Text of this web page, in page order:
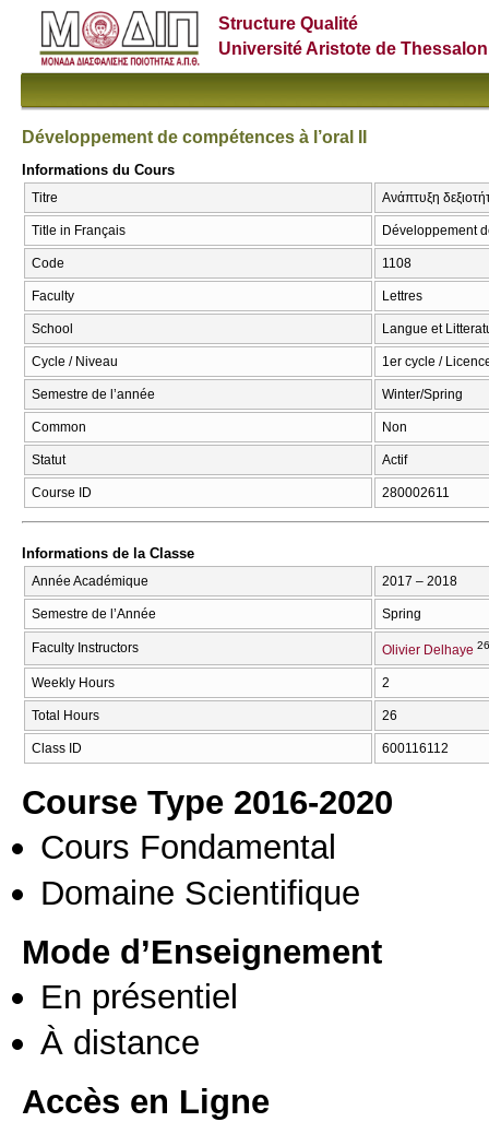
Structure Qualité
Université Aristote de
Développement de compétences à l’oral II
Informations du Cours
Titre Ανάπτυξη
Title in Français Développement
Code 1108
Faculty Lettres
School Langue et
Cycle / Niveau 1er cycle /
Semestre de l’année Winter/Spring
Common Non
Statut Actif
Course ID 280002611
Informations de la Classe
Année Académique 2017 – 2018
Semestre de l’Année Spring
Faculty Instructors Olivier Delhaye
Weekly Hours 2
Total Hours 26
Class ID 600116112
Course Type 2016-2020
Cours Fondamental
Domaine Scientifique
Mode d’Enseignement
En présentiel
À distance
Accès en Ligne